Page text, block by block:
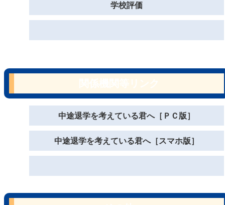
学校評価
中途退学を考えている君へ［ＰＣ版］
中途退学を考えている君へ［スマホ版］